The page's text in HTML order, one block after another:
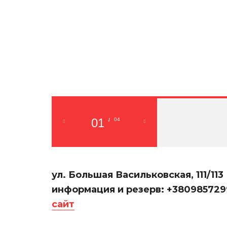
01 / 04
ул. Большая Васильковская, 111/113
информация и резерв:
сайт